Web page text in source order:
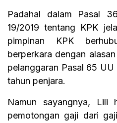
Padahal dalam Pasal
19/2019 tentang KPK
pimpinan KPK
berperkara dengan
pelanggaran Pasal 65
tahun penjara.
Namun sayangnya, Lili
pemotongan gaji dari